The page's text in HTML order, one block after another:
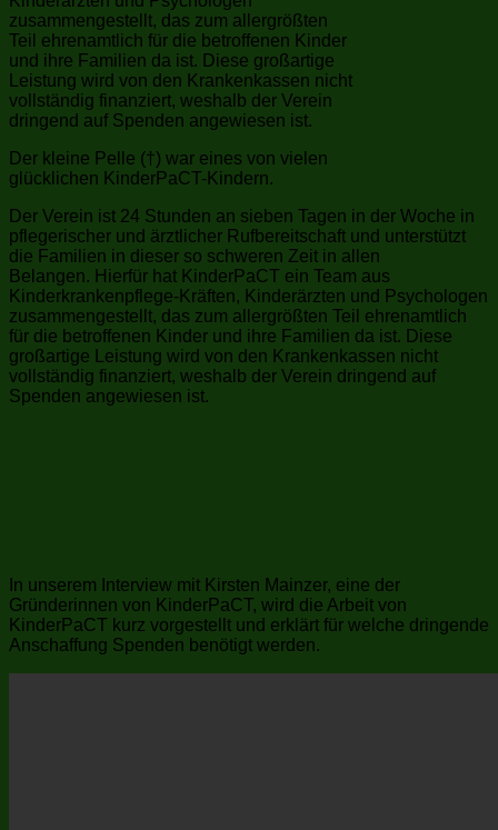
Der kleine Pelle (†) war eines von vielen
glücklichen KinderPaCT-Kindern.
Der Verein ist 24 Stunden an sieben Tagen in der Woche in
pflegerischer und ärztlicher Rufbereitschaft und unterstützt
die Familien in dieser so schweren Zeit in allen
Belangen. Hierfür hat KinderPaCT ein Team aus
Kinderkrankenpflege-Kräften, Kinderärzten und Psychologen
zusammengestellt, das zum allergrößten Teil ehrenamtlich
für die betroffenen Kinder und ihre Familien da ist. Diese
großartige Leistung wird von den Krankenkassen nicht
vollständig finanziert, weshalb der Verein dringend auf
Spenden angewiesen ist.
In unserem Interview mit Kirsten Mainzer, eine der
Gründerinnen von KinderPaCT, wird die Arbeit von
KinderPaCT kurz vorgestellt und erklärt für welche dringende
Anschaffung Spenden benötigt werden.